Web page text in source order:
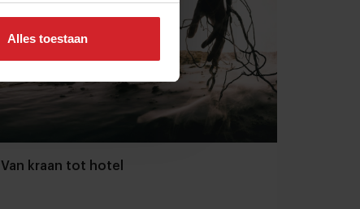
Alles toestaan
Van kraan tot hotel